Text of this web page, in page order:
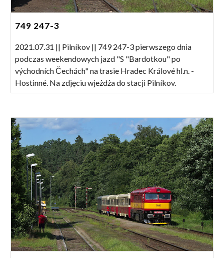
749 247-3
2021.07.31 || Pilníkov || 749 247-3 pierwszego dnia
podczas weekendowych jazd "S "Bardotkou" po
východních Čechách" na trasie Hradec Králové hl.n. -
Hostinné. Na zdjęciu wjeżdża do stacji Pilníkov.